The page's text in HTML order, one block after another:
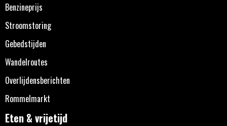
Benzineprijs
Stroomstoring
Gebedstijden
Wandelroutes
Overlijdensberichten
Rommelmarkt
Eten & vrijetijd